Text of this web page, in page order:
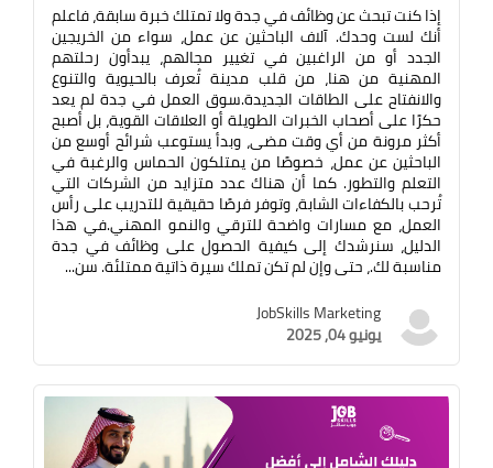
إذا كنت تبحث عن وظائف في جدة ولا تمتلك خبرة سابقة، فاعلم
أنك لست وحدك. آلاف الباحثين عن عمل، سواء من الخريجين
الجدد أو من الراغبين في تغيير مجالهم، يبدأون رحلتهم
المهنية من هنا، من قلب مدينة تُعرف بالحيوية والتنوع
والانفتاح على الطاقات الجديدة.سوق العمل في جدة لم يعد
حكرًا على أصحاب الخبرات الطويلة أو العلاقات القوية، بل أصبح
أكثر مرونة من أي وقت مضى، وبدأ يستوعب شرائح أوسع من
الباحثين عن عمل، خصوصًا من يمتلكون الحماس والرغبة في
التعلم والتطور. كما أن هناك عدد متزايد من الشركات التي
تُرحب بالكفاءات الشابة، وتوفر فرصًا حقيقية للتدريب على رأس
العمل، مع مسارات واضحة للترقي والنمو المهني.في هذا
الدليل، سنرشدك إلى كيفية الحصول على وظائف في جدة
مناسبة لك.، حتى وإن لم تكن تملك سيرة ذاتية ممتلئة. سن...
JobSkills Marketing
يونيو 04, 2025